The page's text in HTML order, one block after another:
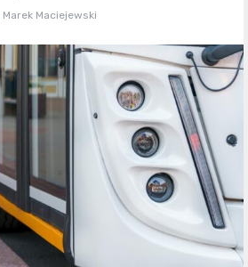
Marek Maciejewski